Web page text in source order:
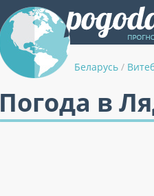
Беларусь /
Погода в